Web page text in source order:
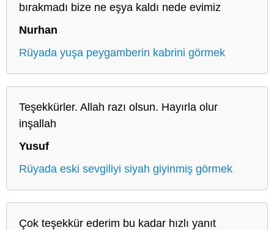
bırakmadı bize ne eşya kaldı nede evimiz
Nurhan
Rüyada yuşa peygamberin kabrini görmek
Teşekkürler. Allah razı olsun. Hayırla olur
inşallah
Yusuf
Rüyada eski sevgiliyi siyah giyinmiş görmek
Çok teşekkür ederim bu kadar hızlı yanıt